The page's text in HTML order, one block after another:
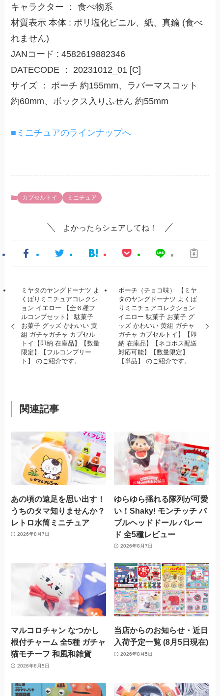
キャラクター ： 食べ物系
材質表示 本体 : ポリ塩化ビニル、紙、真鍮 (食べ
れません)
JANコード : 4582619882346
DATECODE ： 20231012_01 [C]
サイズ ： ポーチ 約155mm、ラバーマスコット
約60mm、ボックス入りふせん 約55mm
■ミニチュアのラインナップへ
カプセルトイ ミニチュア
よかったらシェアしてね！
ミヤタのヤングドーナツ よ
くばりミニチュアコレクシ
ョン イエロー 【全６種フ
ルコンプセット】 駄菓子
お菓子 グッズ かわいい 黄
組 ガチャガチャ カプセル
トイ【即納 在庫品】【数量
限定】【フルコンプリー
ト】 のご紹介です。
ポーチ（チョコ味） 【ミヤ
タのヤングドーナツ よくば
りミニチュアコレクション
イエロー 駄菓子 お菓子 グ
ッズ かわいい 黄組 ガチャ
ガチャ カプセルトイ】【即
納 在庫品】【ネコポス配送
対応可能】【数量限定】
【単品】 のご紹介です。
関連記事
あの頃の遠足を思い出す！
うちのタマ知りませんか？
レトロ水筒ミニチュア
2026年8月7日
ゆらゆら揺れる隊列が可愛
い！Shaky! モンチッチ バ
ブルヘッドドール パレー
ド 全5種レビュー
2026年8月7日
マルコロチャン なつかし
根付チャーム 全5種 ガチャ
猫モチーフ 和風和雑貨
2026年8月5日
当店からのお知らせ・近日
入荷予定一覧 (8月5日現在)
2026年8月5日